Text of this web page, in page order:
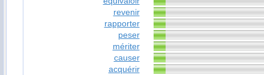
revenir
rapporter
peser
mériter
causer
acquérir